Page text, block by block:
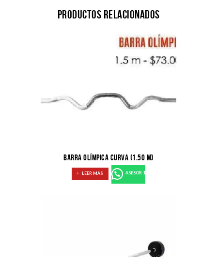
Productos relacionados
BARRA OLÍMPICA CURVA (1.50 M)
LEER MÁS ASESOR 1